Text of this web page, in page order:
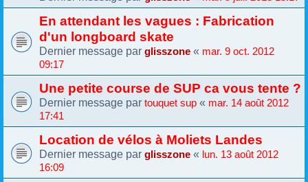
En attendant les vagues : Fabrication
d'un longboard skate
Dernier message par glisszone « mar. 9 oct. 2012
09:17
Une petite course de SUP ca vous tente ?
Dernier message par touquet sup « mar. 14 août 2012
17:41
Location de vélos à Moliets Landes
Dernier message par glisszone « lun. 13 août 2012
16:09